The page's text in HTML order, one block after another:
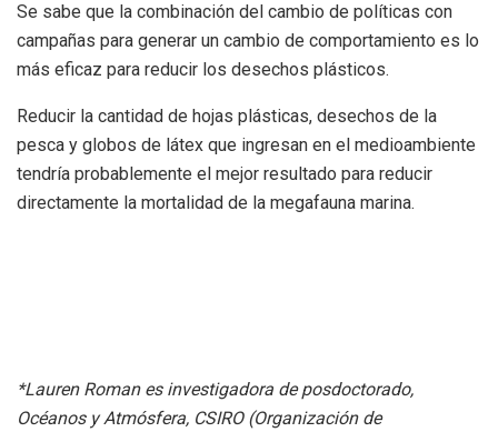
Se sabe que la combinación del cambio de políticas con
campañas para generar un cambio de comportamiento es lo
más eficaz para reducir los desechos plásticos.
Reducir la cantidad de hojas plásticas, desechos de la
pesca y globos de látex que ingresan en el medioambiente
tendría probablemente el mejor resultado para reducir
directamente la mortalidad de la megafauna marina.
*Lauren Roman es investigadora de posdoctorado,
Océanos y Atmósfera, CSIRO(Organización de